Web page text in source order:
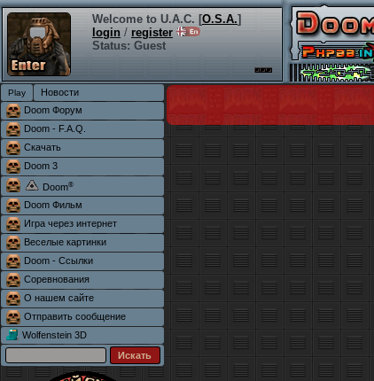
Welcome to U.A.C. [O.S.A.]
login / register
Status: Guest
Новости
Doom Форум
Doom - F.A.Q.
Скачать
Doom 3
Doom®
Doom Фильм
Игра через интернет
Веселые картинки
Doom - Ссылки
Соревнования
О нашем сайте
Отправить сообщение
Wolfenstein 3D